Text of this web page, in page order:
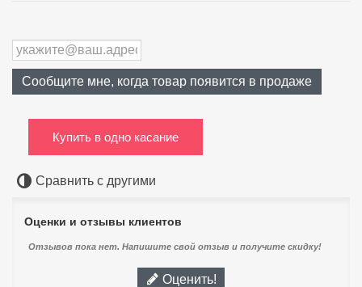
Сообщите мне, когда товар появится в продаже
Купить в одно касание
Сравнить с другими
Оценки и отзывы клиентов
Отзывов пока нет. Напишите свой отзыв и получите скидку!
Оценить!